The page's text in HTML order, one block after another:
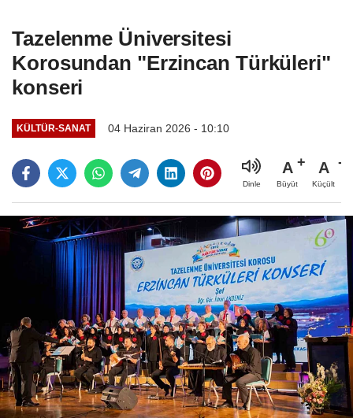
Tazelenme Üniversitesi
Korosundan "Erzincan Türküleri"
konseri
KÜLTÜR-SANAT 04 Haziran 2026 - 10:10
Dinle
A
Büyüt
A
Küçült